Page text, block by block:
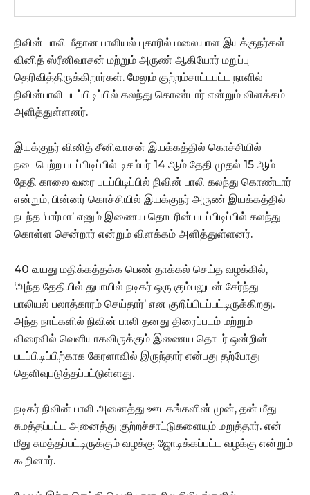
நிவின் பாலி மீதான பாலியல் புகாரில் மலையாள இயக்குநர்கள்
வினித் ஸ்ரீனிவாசன் மற்றும் அருண் ஆகியோர் மறுப்பு
தெரிவித்திருக்கிறார்கள். மேலும் குற்றம்சாட்டபட்ட நாளில்
நிவின்பாலி படப்பிடிப்பில் கலந்து கொண்டார் என்றும் விளக்கம்
அளித்துள்ளனர்.
இயக்குநர் வினித் சீனிவாசன் இயக்கத்தில் கொச்சியில்
நடைபெற்ற படப்பிடிப்பில் டிசம்பர் 14 ஆம் தேதி முதல் 15 ஆம்
தேதி காலை வரை படப்பிடிப்பில் நிவின் பாலி கலந்து கொண்டார்
என்றும், பின்னர் கொச்சியில் இயக்குநர் அருண் இயக்கத்தில்
நடந்த ‘பார்மா’ எனும் இணைய தொடரின் படப்பிடிப்பில் கலந்து
கொள்ள சென்றார் என்றும் விளக்கம் அளித்துள்ளனர்.
40 வயது மதிக்கத்தக்க பெண் தாக்கல் செய்த வழக்கில்,
‘அந்த தேதியில் துபாயில் நடிகர் ஒரு கும்பலுடன் சேர்ந்து
பாலியல் பலாத்காரம் செய்தார்’ என குறிப்பிடப்பட்டிருக்கிறது.
அந்த நாட்களில் நிவின் பாலி தனது திரைப்படம் மற்றும்
விரைவில் வெளியாகவிருக்கும் இணைய தொடர் ஒன்றின்
படப்பிடிப்பிற்காக கேரளாவில் இருந்தார் என்பது தற்போது
தெளிவுபடுத்தப்பட்டுள்ளது.
நடிகர் நிவின் பாலி அனைத்து ஊடகங்களின் முன், தன் மீது
சுமத்தப்பட்ட அனைத்து குற்றச்சாட்டுகளையும் மறுத்தார். என்
மீது சுமத்தப்பட்டிருக்கும் வழக்கு ஜோடிக்கப்பட்ட வழக்கு என்றும்
கூறினார்.